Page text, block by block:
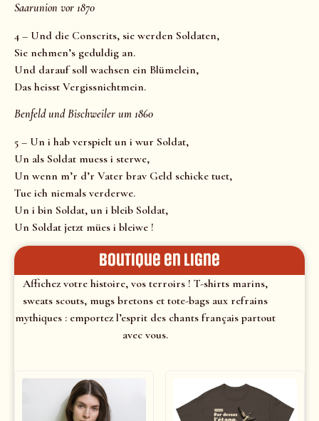
Saarunion vor 1870
4 – Und die Conscrits, sie werden Soldaten,
Sie nehmen’s geduldig an.
Und darauf soll wachsen ein Blümelein,
Das heisst Vergissnichtmein.
Benfeld und Bischweiler um 1860
5 – Un i hab verspielt un i wur Soldat,
Un als Soldat muess i sterwe,
Un wenn m’r d’r Vater brav Geld schicke tuet,
Tue ich niemals verderwe.
Un i bin Soldat, un i bleib Soldat,
Un Soldat jetzt mües i bleiwe !
Boutique en ligne
Affichez votre histoire, vos terroirs ! T-shirts marins,
sweats scouts, mugs bretons et tote-bags aux refrains
mythiques : emportez l’esprit des chants français partout
avec vous.